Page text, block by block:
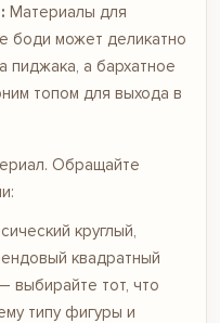
Материалы для
боди может деликатно
пиджака, а бархатное
топом для выхода в
Обращайте
круглый,
квадратный
выбирайте тот, что
типу фигуры и